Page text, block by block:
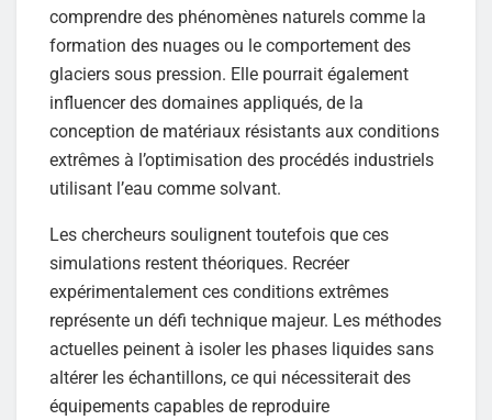
comprendre des phénomènes naturels comme la
formation des nuages ou le comportement des
glaciers sous pression. Elle pourrait également
influencer des domaines appliqués, de la
conception de matériaux résistants aux conditions
extrêmes à l’optimisation des procédés industriels
utilisant l’eau comme solvant.
Les chercheurs soulignent toutefois que ces
simulations restent théoriques. Recréer
expérimentalement ces conditions extrêmes
représente un défi technique majeur. Les méthodes
actuelles peinent à isoler les phases liquides sans
altérer les échantillons, ce qui nécessiterait des
équipements capables de reproduire